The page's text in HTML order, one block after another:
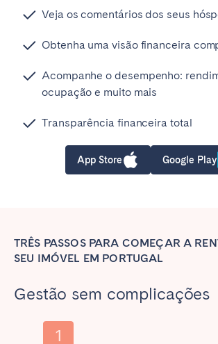
Veja os comentários dos seus
Obtenha uma visão financeira
Acompanhe o desempenho:
ocupação e muito mais
Transparência financeira total
App Store Google Play
TRÊS PASSOS PARA COMEÇAR A
SEU IMÓVEL EM PORTUGAL
Gestão sem complicações